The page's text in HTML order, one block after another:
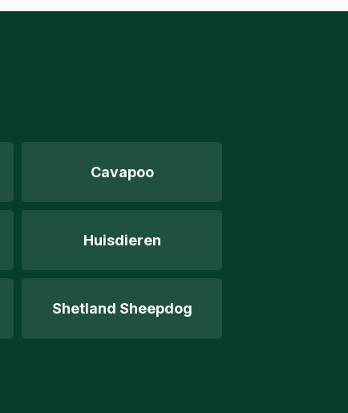
Cavapoo
Huisdieren
Shetland Sheepdog